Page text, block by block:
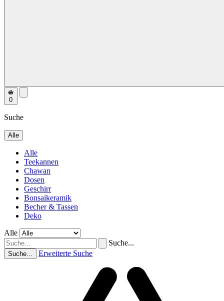
0
Suche
Alle
Alle
Teekannen
Chawan
Dosen
Geschirr
Bonsaikeramik
Becher & Tassen
Deko
Alle
Suche...
Suche... Erweiterte Suche